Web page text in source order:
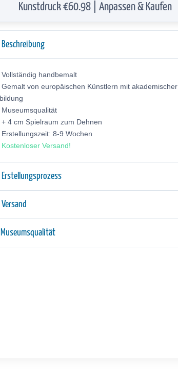
Kunstdruck €60.98 | Anpassen & Kaufen
Beschreibung
Vollständig handbemalt
Gemalt von europäischen Künstlern mit akademischer
Museumsqualität
+ 4 cm Spielraum zum Dehnen
Erstellungszeit: 8-9 Wochen
Kostenloser Versand!
Erstellungsprozess
Versand
Museumsqualität